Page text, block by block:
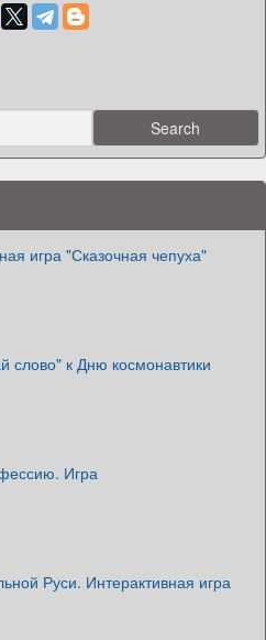
игра "Сказочная чепуха"
слово" к Дню космонавтики
Игра
Руси. Интерактивная игра